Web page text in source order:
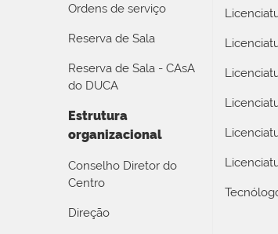
Ordens de serviço
Reserva de Sala
Reserva de Sala - CAsA
do DUCA
Estrutura
organizacional
Conselho Diretor do
Centro
Direção